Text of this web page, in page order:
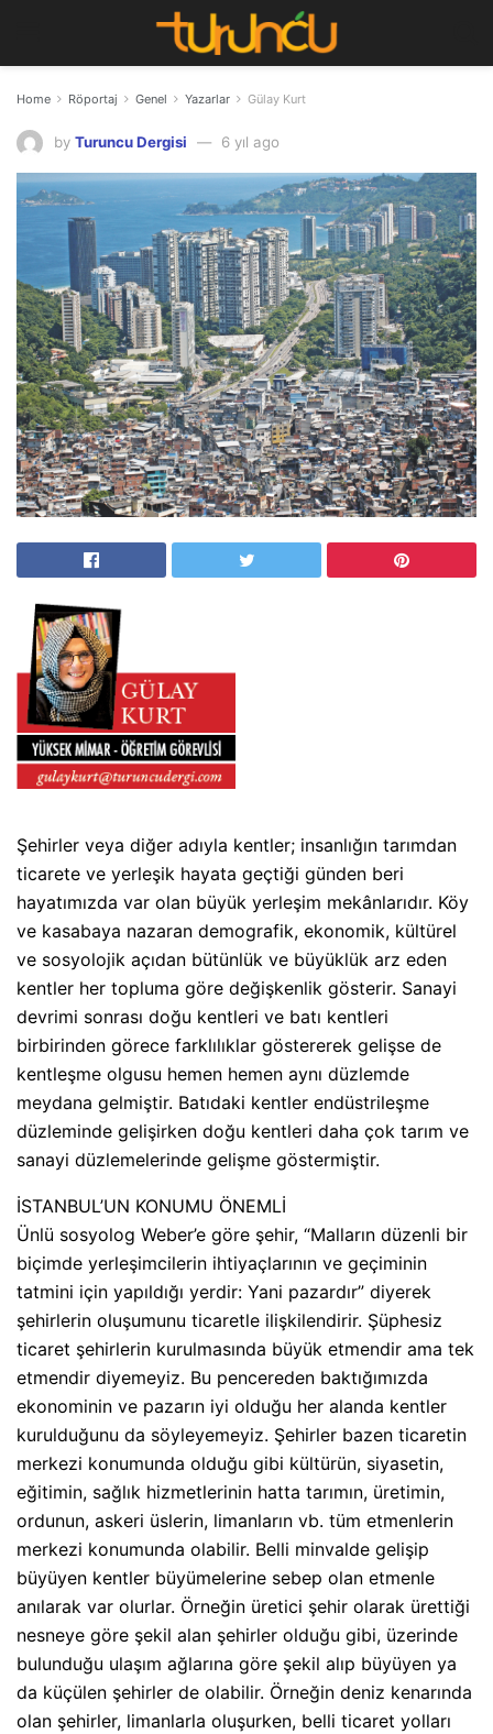
Home Röportaj Genel Yazarlar Gülay Kurt
by Turuncu Dergisi 6 yıl ago
Şehirler veya diğer adıyla kentler; insanlığın tarımdan
ticarete ve yerleşik hayata geçtiği günden beri
hayatımızda var olan büyük yerleşim mekânlarıdır. Köy
ve kasabaya nazaran demografik, ekonomik, kültürel
ve sosyolojik açıdan bütünlük ve büyüklük arz eden
kentler her topluma göre değişkenlik gösterir. Sanayi
devrimi sonrası doğu kentleri ve batı kentleri
birbirinden görece farklılıklar göstererek gelişse de
kentleşme olgusu hemen hemen aynı düzlemde
meydana gelmiştir. Batıdaki kentler endüstrileşme
düzleminde gelişirken doğu kentleri daha çok tarım ve
sanayi düzlemelerinde gelişme göstermiştir.
İSTANBUL’UN KONUMU ÖNEMLİ
Ünlü sosyolog Weber’e göre şehir, “Malların düzenli bir
biçimde yerleşimcilerin ihtiyaçlarının ve geçiminin
tatmini için yapıldığı yerdir: Yani pazardır” diyerek
şehirlerin oluşumunu ticaretle ilişkilendirir. Şüphesiz
ticaret şehirlerin kurulmasında büyük etmendir ama tek
etmendir diyemeyiz. Bu pencereden baktığımızda
ekonominin ve pazarın iyi olduğu her alanda kentler
kurulduğunu da söyleyemeyiz. Şehirler bazen ticaretin
merkezi konumunda olduğu gibi kültürün, siyasetin,
eğitimin, sağlık hizmetlerinin hatta tarımın, üretimin,
ordunun, askeri üslerin, limanların vb. tüm etmenlerin
merkezi konumunda olabilir. Belli minvalde gelişip
büyüyen kentler büyümelerine sebep olan etmenle
anılarak var olurlar. Örneğin üretici şehir olarak ürettiği
nesneye göre şekil alan şehirler olduğu gibi, üzerinde
bulunduğu ulaşım ağlarına göre şekil alıp büyüyen ya
da küçülen şehirler de olabilir. Örneğin deniz kenarında
olan şehirler, limanlarla oluşurken, belli ticaret yolları